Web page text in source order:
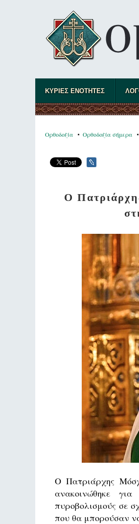
ΚΥΡΙΕΣ ΕΝΟΤΗΤΕΣ
Ορθοδοξία Ορθοδοξία σήμερα
Ο
Ο Πατριάρχης
ανακοινώθηκε
πυροβολισμούς σε
που θα μπορούσαν